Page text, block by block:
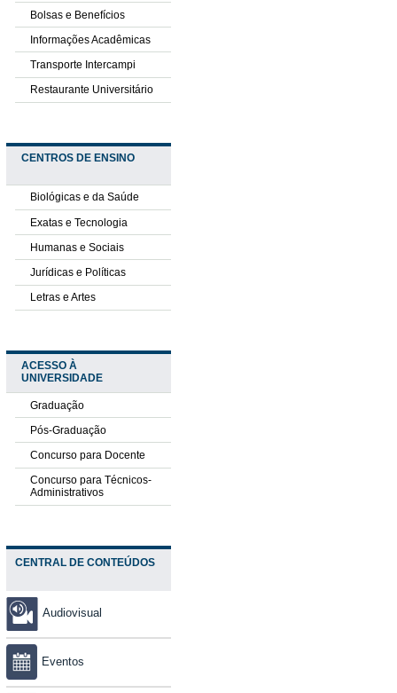
Bolsas e Benefícios
Informações Acadêmicas
Transporte Intercampi
Restaurante Universitário
CENTROS DE ENSINO
Biológicas e da Saúde
Exatas e Tecnologia
Humanas e Sociais
Jurídicas e Políticas
Letras e Artes
ACESSO À
UNIVERSIDADE
Graduação
Pós-Graduação
Concurso para Docente
Concurso para Técnicos-
Administrativos
CENTRAL DE CONTEÚDOS
Audiovisual
Eventos